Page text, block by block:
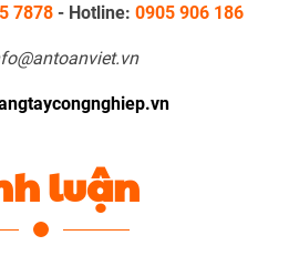
7878 - Hotline: 0905 906 186
luận